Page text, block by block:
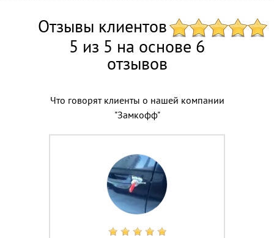
Отзывы клиентов
5 из 5 на основе 6
отзывов
Что говорят клиенты о нашей компании
"Замкофф"